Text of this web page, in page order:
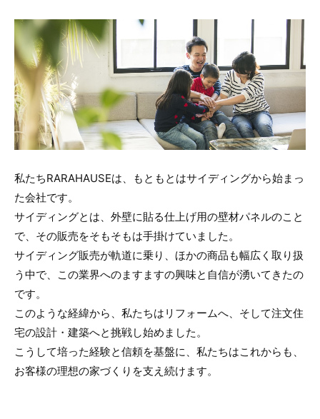
私たちRARAHAUSEは、もともとはサイディングから始まっ
た会社です。
サイディングとは、外壁に貼る仕上げ用の壁材パネルのこと
で、その販売をそもそもは手掛けていました。
サイディング販売が軌道に乗り、ほかの商品も幅広く取り扱
う中で、この業界へのますますの興味と自信が湧いてきたの
です。
このような経緯から、私たちはリフォームへ、そして注文住
宅の設計・建築へと挑戦し始めました。
こうして培った経験と信頼を基盤に、私たちはこれからも、
お客様の理想の家づくりを支え続けます。